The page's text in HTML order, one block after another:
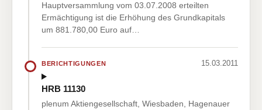
Hauptversammlung vom 03.07.2008 erteilten
Ermächtigung ist die Erhöhung des Grundkapitals
um 881.780,00 Euro auf…
BERICHTIGUNGEN 15.03.2011
HRB 11130
plenum Aktiengesellschaft, Wiesbaden, Hagenauer